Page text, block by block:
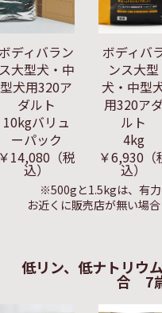
ディバラン
大型犬・中
型犬用320ア
ダルト
10kgバリュ
ーパック
14,080 （税
込）
ボディバ
ンス大型
犬・中型
用320ア
ルト
4kg
￥6,930
込）
※500gと1.5kgは、有力
お近くに販売店が無い場合
低リン、低ナトリウ
合 7